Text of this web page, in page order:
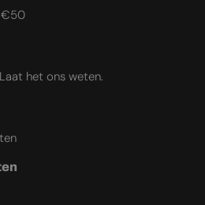
€50
het ons weten.